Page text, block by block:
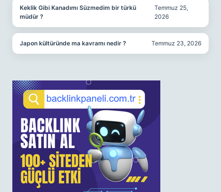
Keklik Gibi Kanadımı Süzmedim bir türkü
müdür ?
Temmuz 25,
2026
Japon kültüründe ma kavramı nedir ? Temmuz 23, 2026